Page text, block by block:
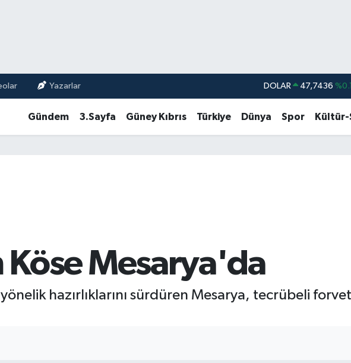
Yazarlar DOLAR 47,7436
Gündem 3.Sayfa Güney Kıbrıs Türkiye Dünya Spor Kültür-
Köse Mesarya'da
hazırlıklarını sürdüren Mesarya, tecrübeli